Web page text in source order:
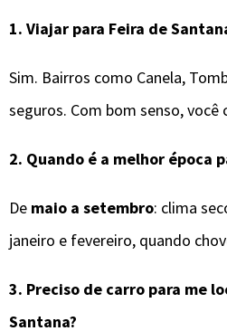
1. Viajar para Feira de
Sim. Bairros como Canela,
seguros. Com bom senso, você
2. Quando é a melhor época
De maio a setembro: clima
janeiro e fevereiro, quando
3. Preciso de carro para me
Santana?